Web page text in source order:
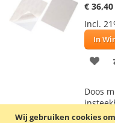
Wij gebruiken cookies
€ 36,40
Incl.
In
Doos
297